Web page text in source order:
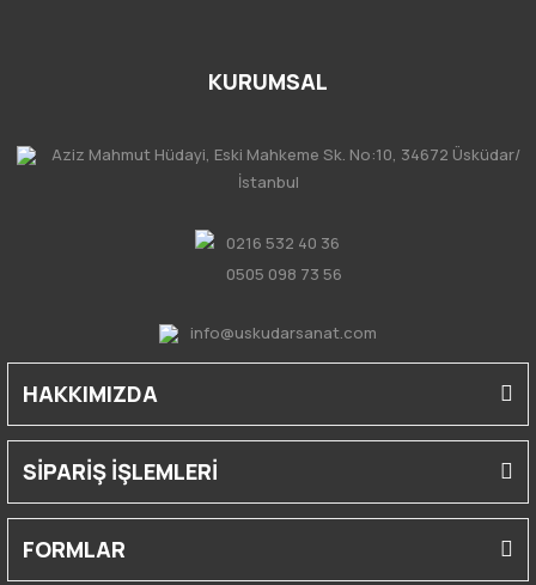
KURUMSAL
Aziz Mahmut Hüdayi, Eski Mahkeme Sk. No:10, 34672 Üsküdar/
İstanbul
0216 532 40 36
0505 098 73 56
info@uskudarsanat.com
HAKKIMIZDA
SİPARİŞ İŞLEMLERİ
FORMLAR